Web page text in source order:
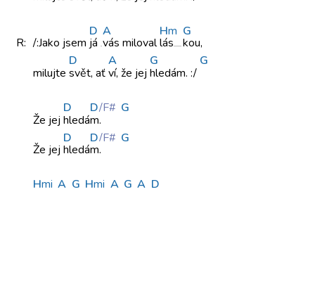
R: /:Jako jsem
D
já
A
vás miloval
Hm
lás
G
kou,
milujte
D
svět, ať
A
ví, že jej
G
hledám. :/
G
Že jej
D
hledá
D/F#
m.
G
Že jej
D
hledá
D/F#
m.
G
Hmi A G Hmi A G A D